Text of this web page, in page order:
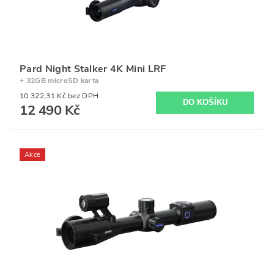
Pard Night Stalker 4K Mini LRF
+ 32GB microSD karta
10 322,31 Kč bez DPH
12 490 Kč
Akce